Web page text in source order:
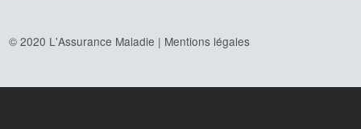
© 2020 L'Assurance Maladie | Mentions légales